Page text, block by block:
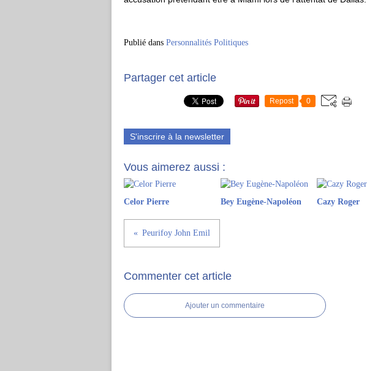
Publié dans Personnalités Politiques
Partager cet article
Repost 0
S'inscrire à la newsletter
Vous aimerez aussi :
Celor Pierre Bey Eugène-Napoléon
Cazy Roger
Peurifoy John Emil
Commenter cet article
Ajouter un commentaire